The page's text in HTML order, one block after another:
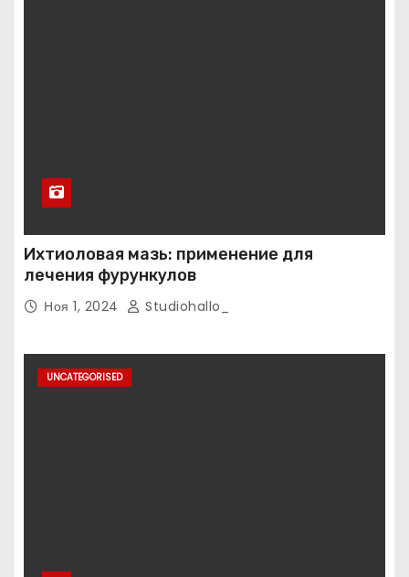
Ихтиоловая мазь: применение для
лечения фурункулов
Ноя 1, 2024 Studiohallo_
UNCATEGORISED